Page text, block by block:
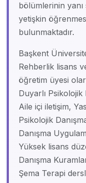
bölümlerinin yanı
yetişkin
bulunmaktadır.
Başkent
Rehberlik lisans
öğretim üyesi
Duyarlı Psikolojik
Aile içi iletişim,
Psikolojik
Danışma
Yüksek lisans
Danışma
Şema Terapi